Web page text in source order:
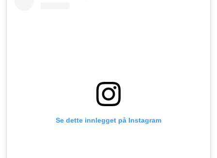
Se dette innlegget på Instagram